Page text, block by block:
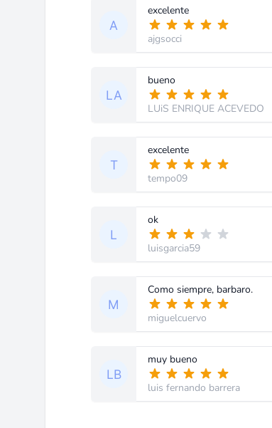
excelente
ajgsocci
bueno
LUiS ENRIQUE ACEVEDO
excelente
tempo09
ok
luisgarcia59
Como siempre, barbaro.
miguelcuervo
muy bueno
luis fernando barrera